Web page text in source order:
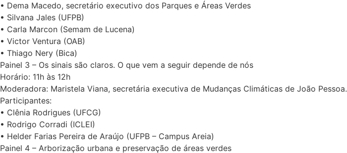
• Dema Macedo, secretário executivo dos Parques e Áreas Verdes
• Silvana Jales (UFPB)
• Carla Marcon (Semam de Lucena)
• Victor Ventura (OAB)
• Thiago Nery (Bica)
Painel 3 – Os sinais são claros. O que vem a seguir depende de nós
Horário: 11h às 12h
Moderadora: Maristela Viana, secretária executiva de Mudanças Climáticas de João Pessoa.
Participantes:
• Clênia Rodrigues (UFCG)
• Rodrigo Corradi (ICLEI)
• Helder Farias Pereira de Araújo (UFPB – Campus Areia)
Painel 4 – Arborização urbana e preservação de áreas verdes